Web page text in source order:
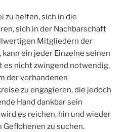
zu helfen, sich in die
sich in der Nachbarschaft
Mitgliedern der
ein jeder Einzelne seinen
es nicht zwingend notwendig,
der vorhandenen
zu engagieren, die jedoch
Hand dankbar sein
es reichen, hin und wieder
zu suchen.